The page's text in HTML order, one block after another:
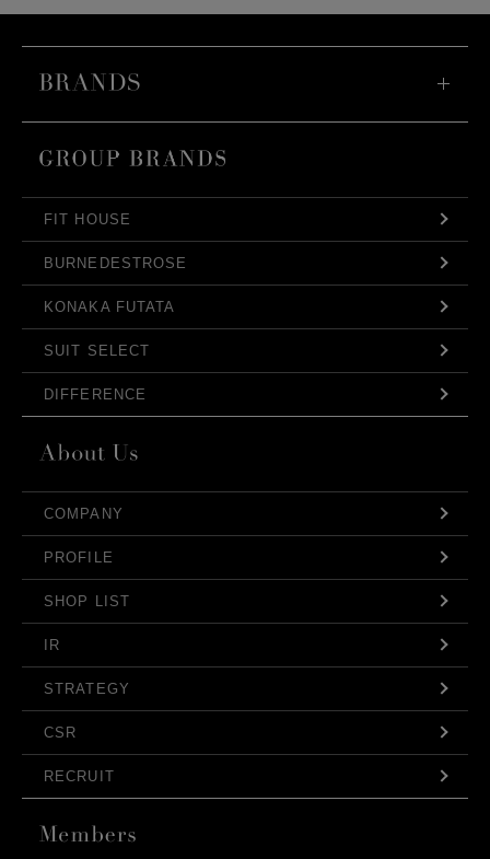
FIT HOUSE
BURNEDESTROSE
KONAKA FUTATA
SUIT SELECT
DIFFERENCE
COMPANY
PROFILE
SHOP LIST
IR
STRATEGY
CSR
RECRUIT